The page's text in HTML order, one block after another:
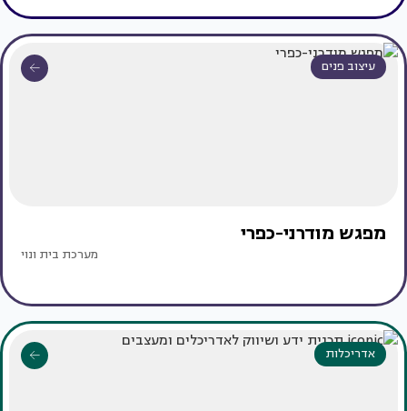
עיצוב פנים
מפגש מודרני-כפרי
מערכת בית ונוי
אדריכלות